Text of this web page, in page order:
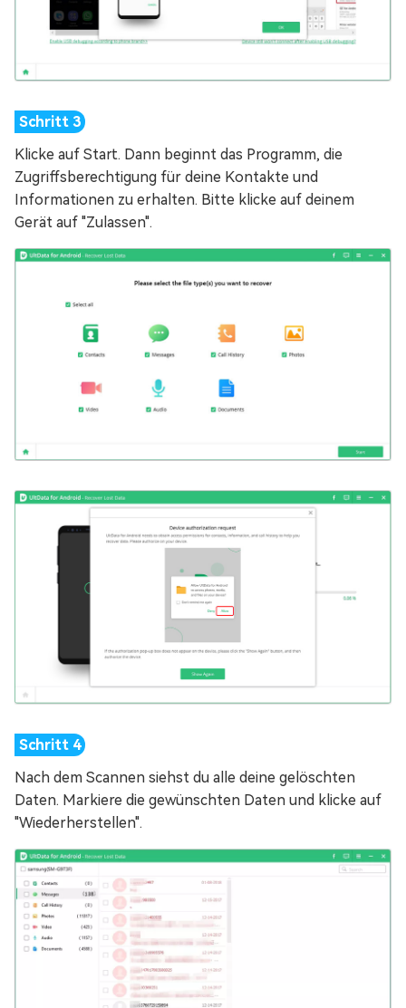
Klicke auf Start. Dann beginnt das Programm, die
Zugriffsberechtigung für deine Kontakte und
Informationen zu erhalten. Bitte klicke auf deinem
Gerät auf "Zulassen".
Nach dem Scannen siehst du alle deine gelöschten
Daten. Markiere die gewünschten Daten und klicke auf
"Wiederherstellen".